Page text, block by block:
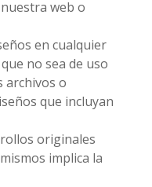
web o
en cualquier
no sea de uso
archivos o
que incluyan
originales
implica la